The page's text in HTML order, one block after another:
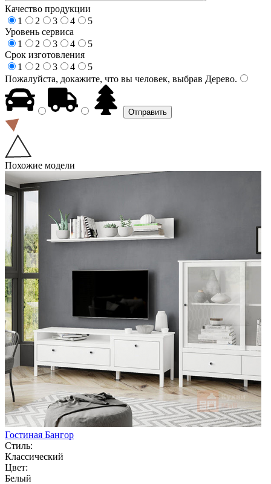
Качество продукции
1
2 3 4
5
Уровень сервиса
1
2 3 4
5
Срок изготовления
1
2 3 4
5
Пожалуйста, докажите, что вы человек, выбрав Дерево.
Похожие модели
Гостиная Бангор
Стиль:
Классический
Цвет:
Белый